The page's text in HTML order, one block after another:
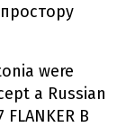
were
a Russian
B